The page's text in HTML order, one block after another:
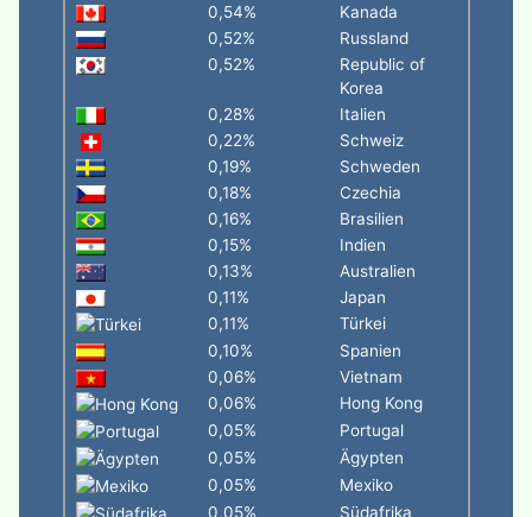
0,54%
Kanada
0,52%
Russland
0,52%
Republic of
Korea
0,28%
Italien
0,22%
Schweiz
0,19%
Schweden
0,18%
Czechia
0,16%
Brasilien
0,15%
Indien
0,13%
Australien
0,11%
Japan
0,11%
Türkei
0,10%
Spanien
0,06%
Vietnam
0,06%
Hong Kong
0,05%
Portugal
0,05%
Ägypten
0,05%
Mexiko
0,05%
Südafrika